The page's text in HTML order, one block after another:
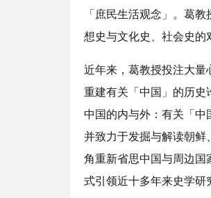
「庶民生活观念」。葛
想史与文化史、社会史的
近年来，葛教授投注大量
重建有关「中国」的历
中国的内与外：有关「中
并致力于发掘与解读朝
角重新省思中国与周边
式引领近十多年来史学研